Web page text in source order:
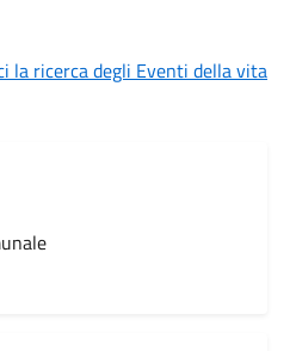
la ricerca degli Eventi della vita